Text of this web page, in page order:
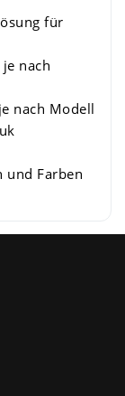
für
nach
nach Modell
und Farben